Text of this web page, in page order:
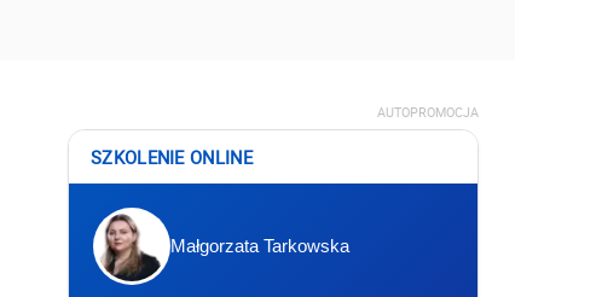
AUTOPROMOCJA
SZKOLENIE ONLINE
Małgorzata Tarkowska